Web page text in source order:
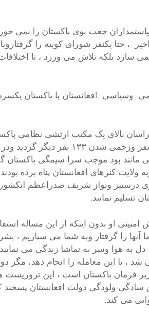
چغت بوی پاکستان را نمی
یکنفر شورای کویته را گرفتارویا
سازد بلکه تلاش می ورزد ، تا
وسیاسی افغانستان با پاکستان
۲۰۱۴ ترسایی که موجب کشته شدن ۱۴۹
مانند بود موجب سرا سیمگی پاکستان
ولایت کنرهای افغانستان پناه برده
ونواز شریف صدراعظم انکشور
تسلیم نمایند.
او بدون اینکه از این مساله
را گرفتار وبه شما می سپاریم ،
به هوا وسر به تماشا زندگی می
، تا این معامله را انجام دهد، مگر
پاکستان است ، این تروریست ها
سادگی ولودگی دولت افغانستان
می کند.